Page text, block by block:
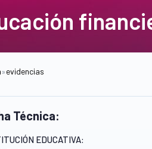
»evidencias
Técnica:
EDUCATIVA: